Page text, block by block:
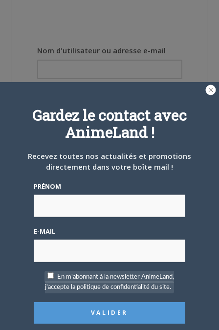
Nom d'utilisateur ou adresse e-mail
Se souvenir de moi
OÙ TROUVER NOS MAGAZINES
Gardez le contact avec
AnimeLand !
Recevez toutes nos actualités et promotions
directement dans votre boîte mail !
PRÉNOM
E-MAIL
En m'abonnant à la newsletter AnimeLand,
j'accepte la politique de confidentialité du site.